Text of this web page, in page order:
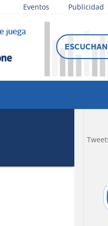
Eventos Publicidad
juega
y